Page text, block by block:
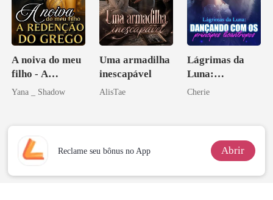
A noiva do meu
filho - A
Redenção do
Yana _ Shadow
Uma armadilha
inescapável
AlisTae
Lágrimas da
Luna:
Dançando com
Cherie
Reclame seu bônus no App Abrir